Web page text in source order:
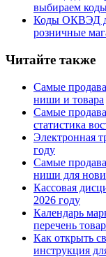
выбираем
Коды ОКВЭД
розничные
Читайте также
Самые
ниши и товара
Самые
статистика
Электронная
году
Самые
ниши для
Кассовая
2026 году
Календарь
перечень
Как открыть
инструкция